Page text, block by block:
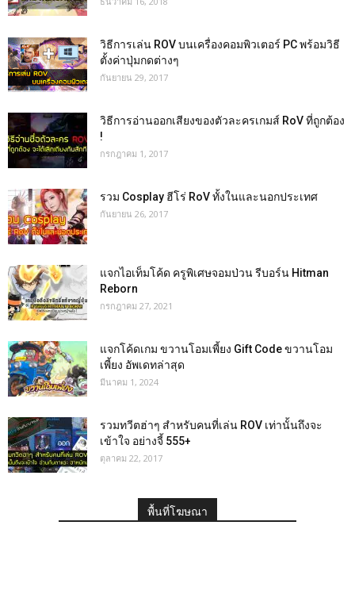
วิธีการเล่น ROV บนเครื่องคอมพิวเตอร์ PC พร้อมวิธี
ตั้งค่าปุ่มกดต่างๆ
กันยายน 29, 2017
วิธีการอ่านออกเสียงของตัวละครเกมส์ RoV ที่ถูกต้อง
!
กรกฎาคม 1, 2017
รวม Cosplay ฮีโร่ RoV ทั้งในและนอกประเทศ
กันยายน 26, 2017
แจกไอเท็มโค้ด ครูพิเศษจอมป่วน รีบอร์น Hitman
Reborn
กรกฎาคม 27, 2021
แจกโค้ดเกม ขวานโอมเพี้ยง Gift Code ขวานโอม
เพี้ยง อัพเดทล่าสุด
มีนาคม 1, 2024
รวมทวีตฮ่าๆ สำหรับคนที่เล่น ROV เท่านั้นถึงจะ
เข้าใจ อย่างจี้ 555+
ตุลาคม 22, 2017
พื้นที่โฆษณา